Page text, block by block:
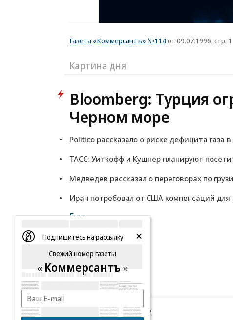
Газета «Коммерсантъ» №114от 09.07.1996, стр. 1
Картина дня
Bloomberg: Турция
Черном море
Politico рассказало о риске дефицита газа
ТАСС: Уиткофф и Кушнер планируют
Медведев рассказал о переговорах по
Иран потребовал от США компенсаций для
Еще
Новости компаний Все
Подпишитесь на рассылку
Свежий номер газеты
Коммерсантъ